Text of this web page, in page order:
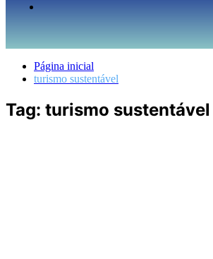
Página inicial
turismo sustentável
Tag: turismo sustentável